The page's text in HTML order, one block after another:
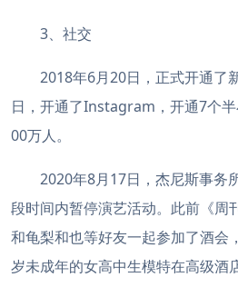
3、社交
2018年6月20日，正式开通了
日，开通了Instagram，开通7个
00万人。
2020年8月17日，杰尼斯事务
段时间内暂停演艺活动。此前《周
和龟梨和也等好友一起参加了酒会
岁未成年的女高中生模特在高级酒